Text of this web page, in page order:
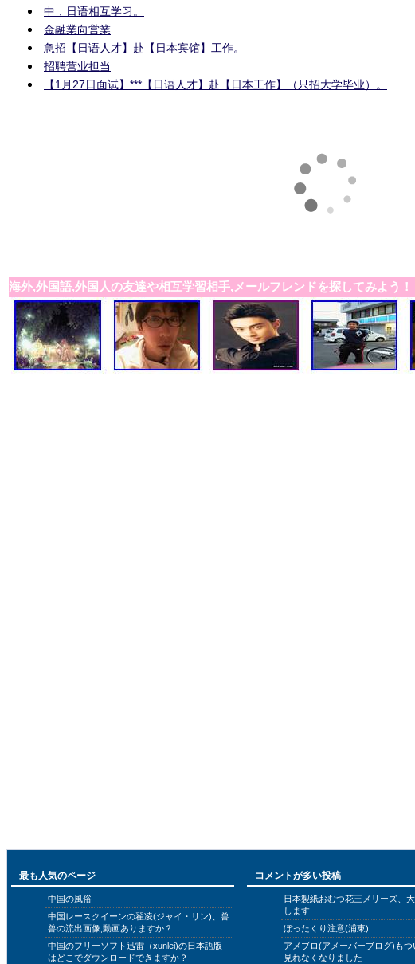
中，日语相互学习。
金融業向営業
急招【日语人才】赴【日本宾馆】工作。
招聘营业担当
【1月27日面试】***【日语人才】赴【日本工作】（只招大学毕业）。
海外,外国語,外国人の友達や相互学習相手,メールフレンドを探してみよう！
最も人気のページ
中国の風俗
中国レースクイーンの翟凌(ジャイ・リン)、兽
兽の流出画像,動画ありますか？
中国のフリーソフト迅雷（xunlei)の日本語版
はどこでダウンロードできますか？
コメントが多い投稿
日本製紙おむつ花王メリーズ、
します
ぼったくり注意(浦東)
アメブロ(アメーバーブログ)もつ
見れなくなりました